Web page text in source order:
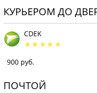
КУРЬЕРОМ ДО
CDEK
900 руб.
ПОЧТОЙ